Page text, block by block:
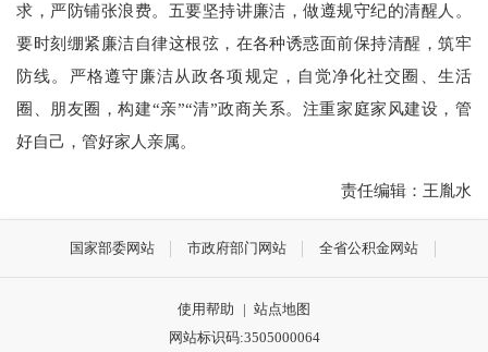
求，严防铺张浪费。五要坚持讲廉洁，做遵规守纪的清醒人。
要时刻绷紧廉洁自律这根弦，在各种诱惑面前保持清醒，筑牢
防线。严格遵守廉洁从政各项规定，自觉净化社交圈、生活
圈、朋友圈，构建“亲”“清”政商关系。注重家庭家风建设，管
好自己，管好家人亲属。
责任编辑：王胤水
国家部委网站 市政府部门网站 全省公积金网站
使用帮助 | 站点地图
网站标识码:3505000064